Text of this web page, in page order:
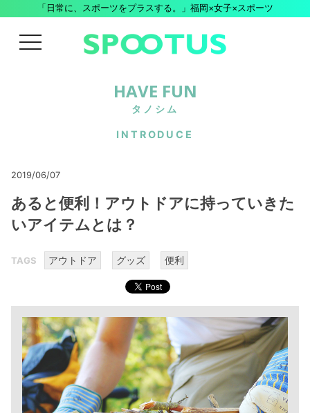
「日常に、スポーツをプラスする。」福岡×女子×スポーツ
menu
HAVE FUN
タノシム
INTRODUCE
2019/06/07
あると便利！アウトドアに持っていきた
いアイテムとは？
TAGS アウトドア グッズ 便利